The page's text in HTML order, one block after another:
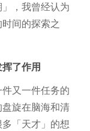
，我曾经认为
间的探索之
了作用
又一件任务的
旋在脑海和清
「天才」的想